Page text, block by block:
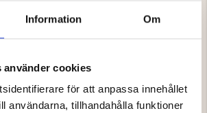
Information Om
använder cookies
för att anpassa innehållet
användarna, tillhandahålla funktioner
konstruktion för en skavfri
merinoull, 49% polyamid, 3% elastan